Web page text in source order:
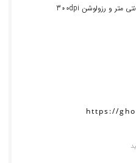
https://